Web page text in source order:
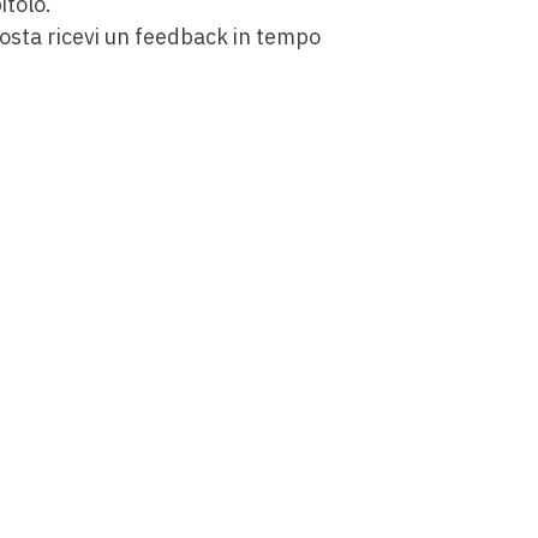
ricevi un feedback in tempo